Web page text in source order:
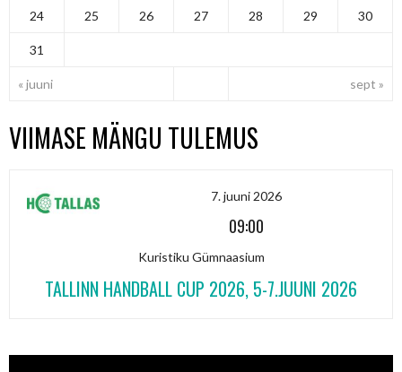
« juuni sept »
24 25 26 27 28 29 30
31
VIIMASE MÄNGU TULEMUS
7. juuni 2026
09:00
Kuristiku Gümnaasium
TALLINN HANDBALL CUP 2026, 5-7.JUUNI 2026